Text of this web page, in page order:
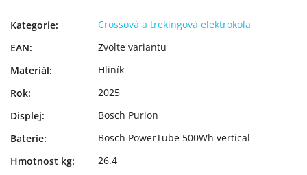
Kategorie:
Crossová a trekingová elektrokola
EAN:
Zvolte variantu
Materiál:
Hliník
Rok:
2025
Displej:
Bosch Purion
Baterie:
Bosch PowerTube 500Wh vertical
Hmotnost kg:
26.4